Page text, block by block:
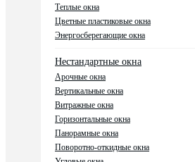
Теплые окна
Цветные пластиковые окна
Энергосберегающие окна
Нестандартные окна
Арочные окна
Вертикальные окна
Витражные окна
Горизонтальные окна
Панорамные окна
Поворотно-откидные окна